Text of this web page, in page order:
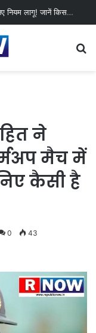
LPG New Rules : आज से गैस सिलेंडर के 5 नए नियम लागू! जानें किसका कटेगा कनेक्शन, कितने दिन बाद होगी बुकिंग?
ने
मैच में
कैसी है
0 43